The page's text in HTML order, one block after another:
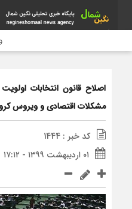
اصلاح قانون انتخابات
مشکلات اقتصادی و ویروس
کد خبر : 1444
۰۱ اردیبهشت ۱۳۹۹ - ۱۷:۱۲